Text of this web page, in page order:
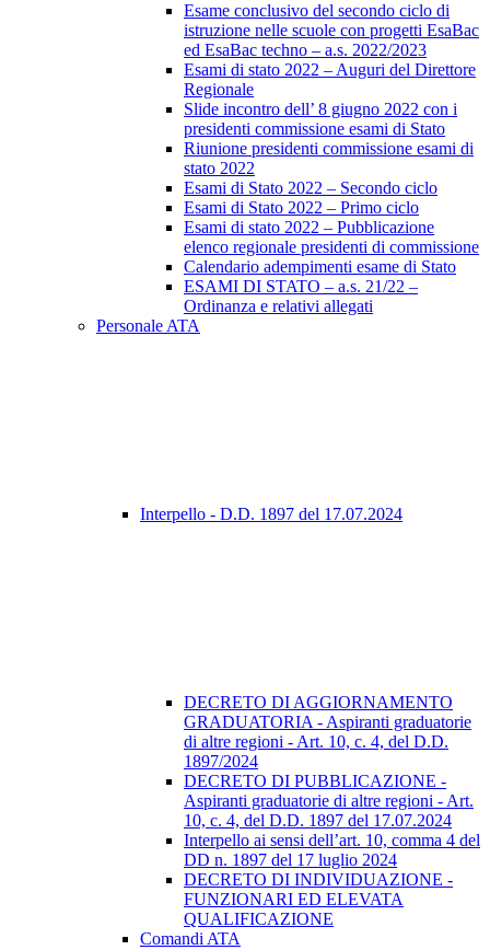
Esame conclusivo del secondo ciclo di
istruzione nelle scuole con progetti EsaBac
ed EsaBac techno – a.s. 2022/2023
Esami di stato 2022 – Auguri del Direttore
Regionale
Slide incontro dell’ 8 giugno 2022 con i
presidenti commissione esami di Stato
Riunione presidenti commissione esami di
stato 2022
Esami di Stato 2022 – Secondo ciclo
Esami di Stato 2022 – Primo ciclo
Esami di stato 2022 – Pubblicazione
elenco regionale presidenti di commissione
Calendario adempimenti esame di Stato
ESAMI DI STATO – a.s. 21/22 –
Ordinanza e relativi allegati
Personale ATA
Interpello - D.D. 1897 del 17.07.2024
DECRETO DI AGGIORNAMENTO
GRADUATORIA - Aspiranti graduatorie
di altre regioni - Art. 10, c. 4, del D.D.
1897/2024
DECRETO DI PUBBLICAZIONE -
Aspiranti graduatorie di altre regioni - Art.
10, c. 4, del D.D. 1897 del 17.07.2024
Interpello ai sensi dell’art. 10, comma 4 del
DD n. 1897 del 17 luglio 2024
DECRETO DI INDIVIDUAZIONE -
FUNZIONARI ED ELEVATA
QUALIFICAZIONE
Comandi ATA